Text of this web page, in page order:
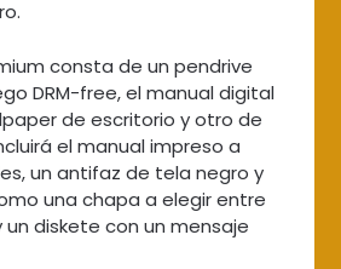
consta de un pendrive
DRM-free, el manual digital
de escritorio y otro de
el manual impreso a
un antifaz de tela negro y
una chapa a elegir entre
diskete con un mensaje